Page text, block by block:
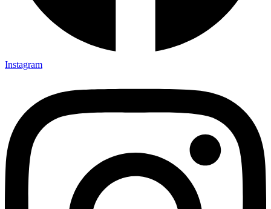
Instagram